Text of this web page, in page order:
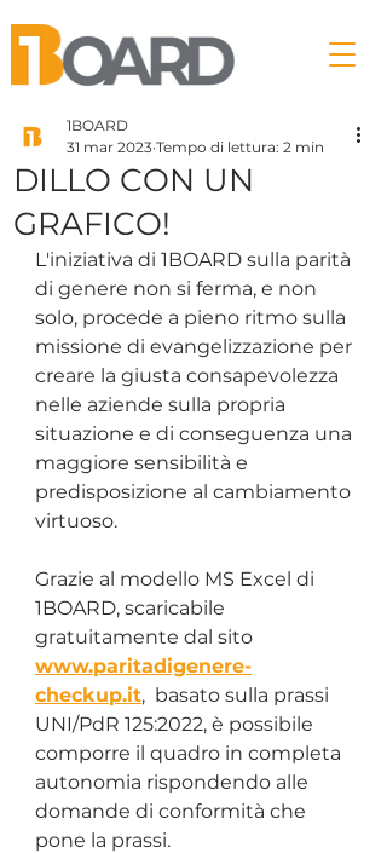
DILLO CON UN
GRAFICO!
1BOARD
31 mar 2023 Tempo di lettura: 2 min
L'iniziativa di 1BOARD sulla parità
di genere non si ferma, e non
solo, procede a pieno ritmo sulla
missione di evangelizzazione per
creare la giusta consapevolezza
nelle aziende sulla propria
situazione e di conseguenza una
maggiore sensibilità e
predisposizione al cambiamento
virtuoso.
Grazie al modello MS Excel di
1BOARD, scaricabile
gratuitamente dal sito
www.paritadigenere-
checkup.it,
  basato sulla prassi
UNI/PdR 125:2022, è possibile
comporre il quadro in completa
autonomia rispondendo alle
domande di conformità che
pone la prassi.